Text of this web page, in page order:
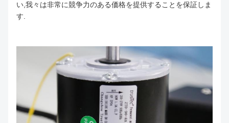
い,我々は非常に競争力のある価格を提供することを保証しま
す.